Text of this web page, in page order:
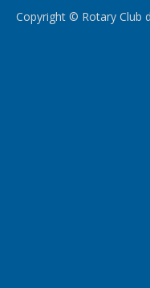
Copyright © Rotary Club